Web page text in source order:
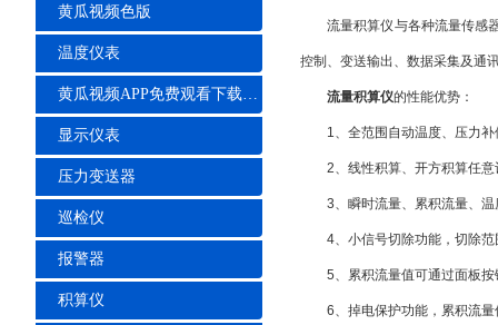
黄瓜视频色版
温度仪表
黄瓜视频APP免费观看下载安装
显示仪表
压力变送器
巡检仪
报警器
积算仪
流量积算仪与各种流量传感器
控制、变送输出、数据采集及通
流量积算仪的性能优势：
1、全范围自动温度、压力补
2、线性积算、开方积算任意
3、瞬时流量、累积流量、温
4、小信号切除功能，切除范
5、累积流量值可通过面板按
6、掉电保护功能，累积流量